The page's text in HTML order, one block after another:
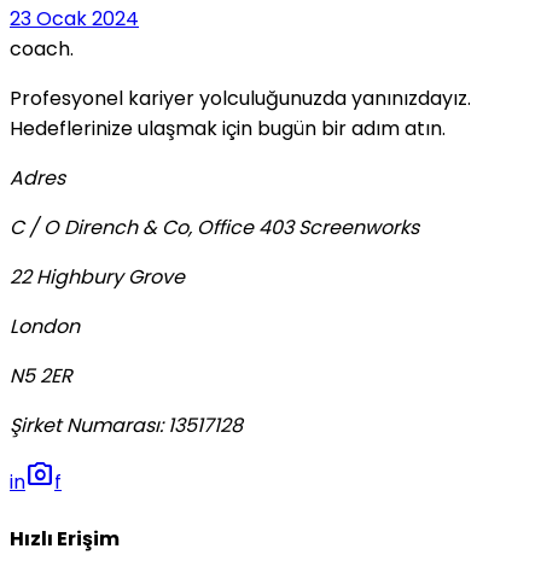
23 Ocak 2024
coach.
Profesyonel kariyer yolculuğunuzda yanınızdayız.
Hedeflerinize ulaşmak için bugün bir adım atın.
Adres
C / O Dirench & Co, Office 403 Screenworks
22 Highbury Grove
London
N5 2ER
Şirket Numarası: 13517128
inphoto_cameraf
Hızlı Erişim